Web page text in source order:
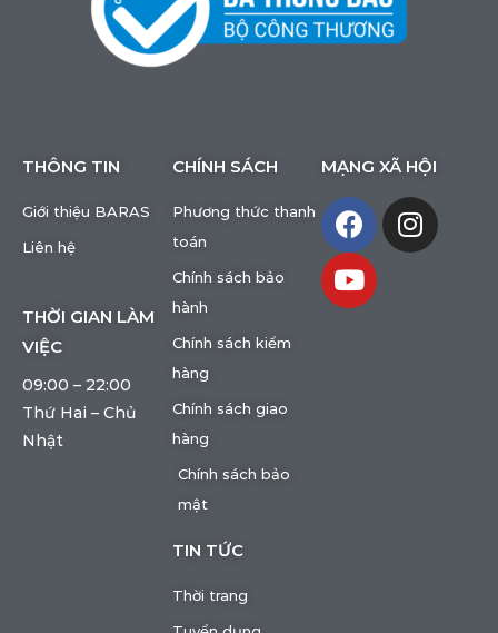
THÔNG TIN
Giới thiệu BARAS
Liên hệ
THỜI GIAN LÀM
VIỆC
09:00 – 22:00
Thứ Hai – Chủ
Nhật
CHÍNH SÁCH
Phương thức thanh
toán
Chính sách bảo
hành
Chính sách kiểm
hàng
Chính sách giao
hàng
Chính sách bảo
mật
TIN TỨC
Thời trang
MẠNG XÃ HỘI